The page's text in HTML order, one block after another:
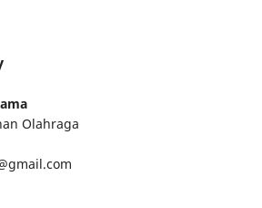
Olahraga